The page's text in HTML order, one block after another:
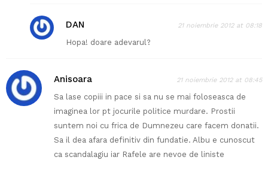
DAN 21 noiembrie 2012 at 08:18
Hopa! doare adevarul?
Anisoara 21 noiembrie 2012 at 08:45
Sa lase copiii in pace si sa nu se mai foloseasca de
imaginea lor pt jocurile politice murdare. Prostii
suntem noi cu frica de Dumnezeu care facem donatii.
Sa il dea afara definitiv din fundatie. Albu e cunoscut
ca scandalagiu iar Rafele are nevoe de liniste